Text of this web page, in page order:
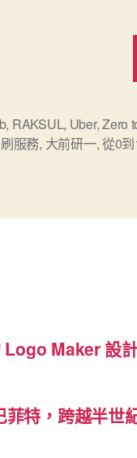
, RAKSUL, Uber,Zero
服務, 大前研一,從0到
Maker 設
菲特，跨越半世